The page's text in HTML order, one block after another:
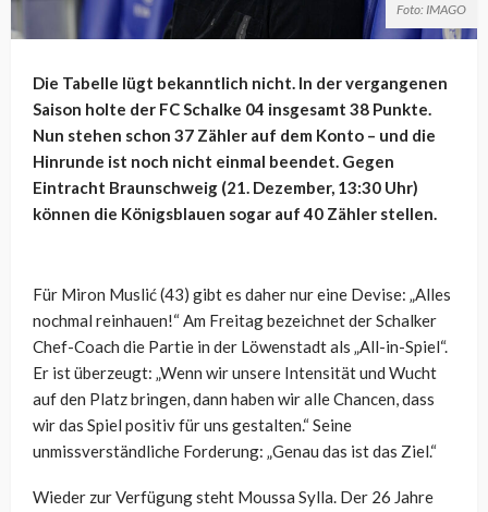
Foto: IMAGO
Die Tabelle lügt bekanntlich nicht. In der vergangenen
Saison holte der FC Schalke 04 insgesamt 38 Punkte.
Nun stehen schon 37 Zähler auf dem Konto – und die
Hinrunde ist noch nicht einmal beendet. Gegen
Eintracht Braunschweig (21. Dezember, 13:30 Uhr)
können die Königsblauen sogar auf 40 Zähler stellen.
Für Miron Muslić (43) gibt es daher nur eine Devise: „Alles
nochmal reinhauen!“ Am Freitag bezeichnet der Schalker
Chef-Coach die Partie in der Löwenstadt als „All-in-Spiel“.
Er ist überzeugt: „Wenn wir unsere Intensität und Wucht
auf den Platz bringen, dann haben wir alle Chancen, dass
wir das Spiel positiv für uns gestalten.“ Seine
unmissverständliche Forderung: „Genau das ist das Ziel.“
Wieder zur Verfügung steht Moussa Sylla. Der 26 Jahre